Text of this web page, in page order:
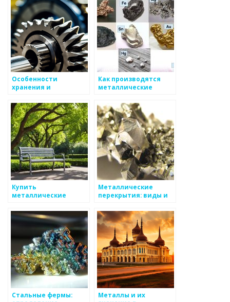
Объемах
Особенности
хранения и
металлов
Как производятся
металлические
Купить
металлические
Металлические
перекрытия: виды и
Стальные фермы:
Металлы и их